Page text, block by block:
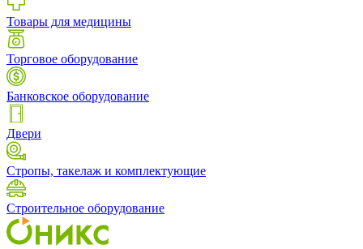
Товары для медицины
Торговое оборудование
Банковское оборудование
Двери
Стропы, такелаж и комплектующие
Строительное оборудование